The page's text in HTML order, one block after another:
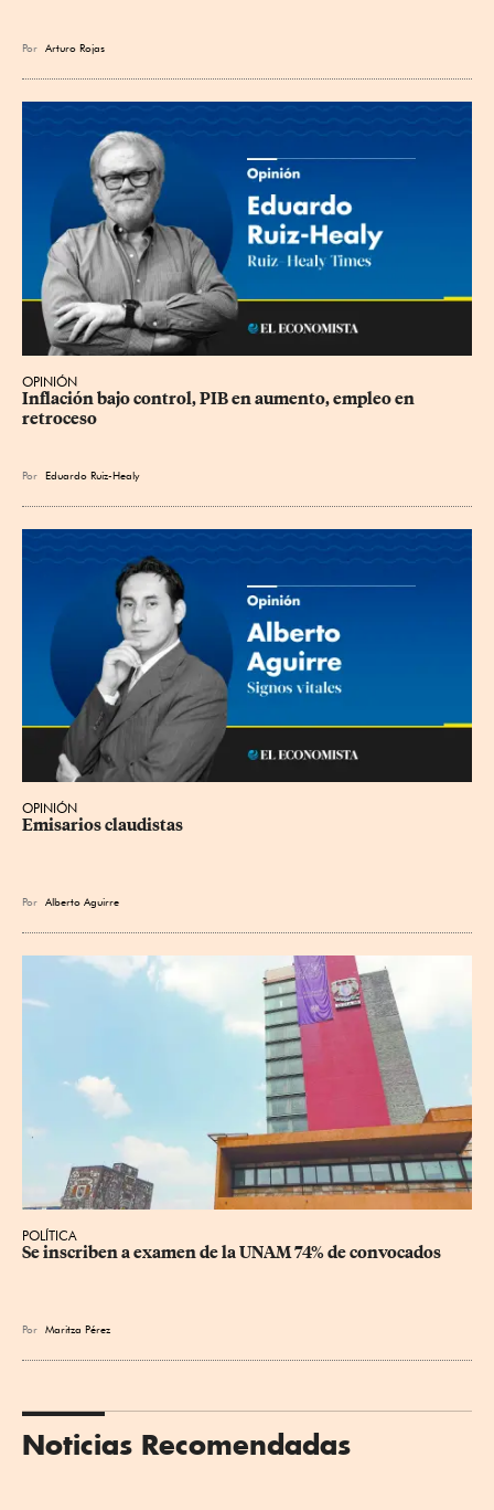
Por Arturo Rojas
OPINIÓN
Inflación bajo control, PIB en aumento, empleo en
retroceso
Por Eduardo Ruiz-Healy
OPINIÓN
Emisarios claudistas
Por Alberto Aguirre
POLÍTICA
Se inscriben a examen de la UNAM 74% de convocados
Por Maritza Pérez
Noticias Recomendadas